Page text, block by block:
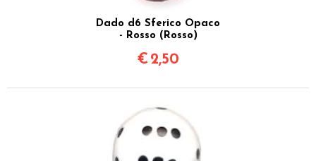
Dado d6 Sferico Opaco
- Rosso (Rosso)
€ 2,50